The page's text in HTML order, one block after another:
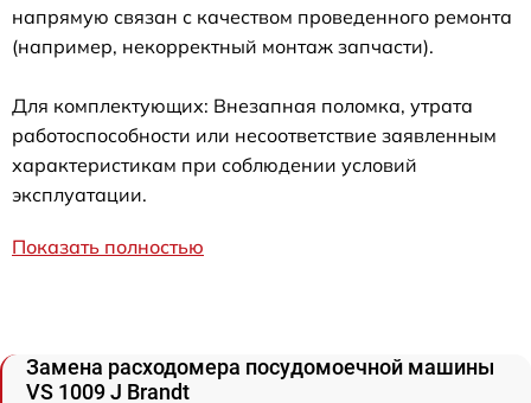
напрямую связан с качеством проведенного ремонта
(например, некорректный монтаж запчасти).
Для комплектующих: Внезапная поломка, утрата
работоспособности или несоответствие заявленным
характеристикам при соблюдении условий
эксплуатации.
Показать полностью
Замена расходомера посудомоечной машины
VS 1009 J Brandt